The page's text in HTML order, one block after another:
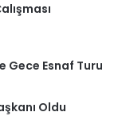
Gece Esnaf Turu
Oldu